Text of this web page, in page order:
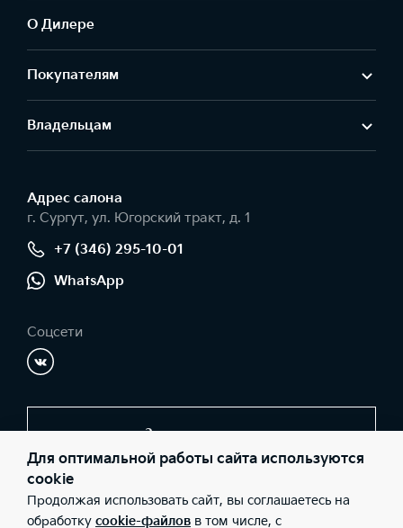
О Дилере
Покупателям
Владельцам
Адрес салонa
г. Сургут, ул. Югорский тракт, д. 1
+7 (346) 295-10-01
WhatsApp
Соцсети
Заказать звонок
© 2026 Юридические лица ООО «Обь-Сервис-КИА»
(Фактический адрес: г. Сургут, ул. Югорский тракт, д. 1; Телефон:
Для оптимальной работы сайта используются
cookie
Продолжая использовать сайт, вы соглашаетесь на
обработку cookie-файлов в том числе, с